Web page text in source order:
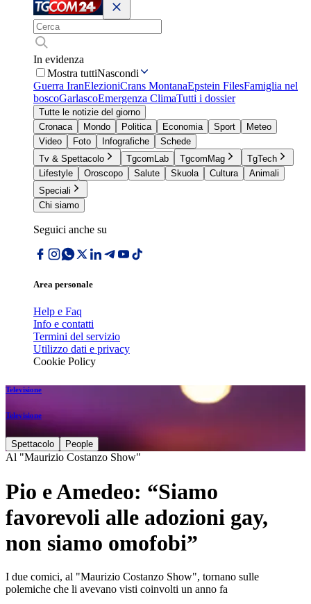
In evidenza
Mostra tuttiNascondi
Guerra IranElezioniCrans MontanaEpstein FilesFamiglia nel
boscoGarlascoEmergenza ClimaTutti i dossier
Tutte le notizie del giorno
Cronaca
Mondo Politica Economia Sport
Meteo
Video
Foto Infografiche
Schede
Tv & Spettacolo
TgcomLab TgcomMag
TgTech
Lifestyle
Oroscopo Salute Skuola Cultura
Animali
Speciali
Chi siamo
Seguici anche su
Area personale
Help e Faq
Info e contatti
Termini del servizio
Utilizzo dati e privacy
Cookie Policy
Televisione
Televisione
Spettacolo People
Al "Maurizio Costanzo Show"
Pio e Amedeo: “Siamo
favorevoli alle adozioni gay,
non siamo omofobi”
I due comici, al "Maurizio Costanzo Show", tornano sulle
polemiche che li avevano visti coinvolti un anno fa